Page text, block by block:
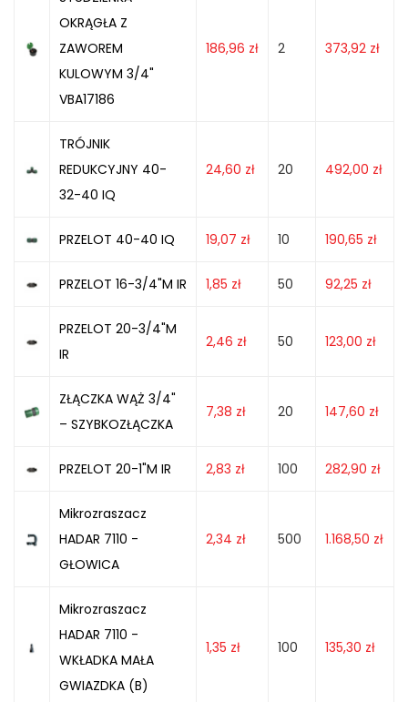
OKRĄGŁA Z
ZAWOREM
KULOWYM 3/4"
VBA17186
186,96 zł 2 373,92 zł
TRÓJNIK
REDUKCYJNY 40-
32-40 IQ
24,60 zł 20 492,00 zł
PRZELOT 40-40 IQ 19,07 zł 10 190,65 zł
PRZELOT 16-3/4"M IR 1,85 zł 50 92,25 zł
PRZELOT 20-3/4"M
IR
2,46 zł 50 123,00 zł
ZŁĄCZKA WĄŻ 3/4"
– SZYBKOZŁĄCZKA
7,38 zł 20 147,60 zł
PRZELOT 20-1"M IR 2,83 zł 100 282,90 zł
Mikrozraszacz
HADAR 7110 -
GŁOWICA
2,34 zł 500 1.168,50 zł
Mikrozraszacz
HADAR 7110 -
WKŁADKA MAŁA
GWIAZDKA (B)
1,35 zł 100 135,30 zł